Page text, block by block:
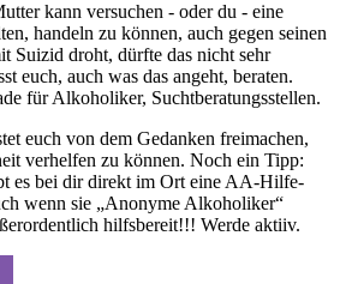
kann versuchen - oder du - eine
handeln zu können, auch gegen seinen
Suizid droht, dürfte das nicht sehr
euch, auch was das angeht, beraten.
für Alkoholiker, Suchtberatungsstellen.
euch von dem Gedanken freimachen,
verhelfen zu können. Noch ein Tipp:
es bei dir direkt im Ort eine AA-Hilfe-
wenn sie „Anonyme Alkoholiker“
hilfsbereit!!! Werde aktiiv.